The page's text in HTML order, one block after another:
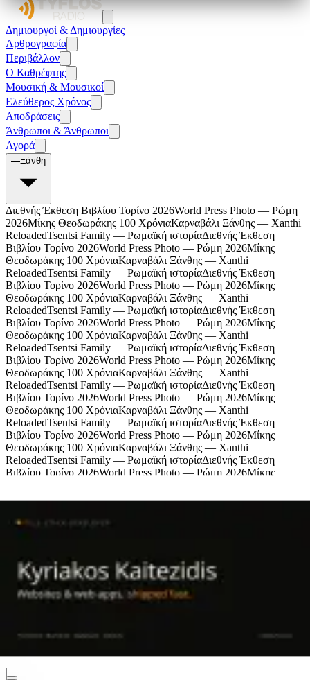
Δημιουργοί & Δημιουργίες
Αρθρογραφία
Περιβάλλον
Ο Καθρέφτης
Μουσική & Μουσικοί
Ελεύθερος Χρόνος
Αποδράσεις
Άνθρωποι & Άνθρωποι
Αγορά
—Ξάνθη
Διεθνής Έκθεση Βιβλίου Τορίνο 2026World Press Photo — Ρώμη
2026Μίκης Θεοδωράκης 100 ΧρόνιαΚαρναβάλι Ξάνθης — Xanthi
ReloadedTsentsi Family — Ρωμαϊκή ιστορίαΔιεθνής Έκθεση
Βιβλίου Τορίνο 2026World Press Photo — Ρώμη 2026Μίκης
Θεοδωράκης 100 ΧρόνιαΚαρναβάλι Ξάνθης — Xanthi
ReloadedTsentsi Family — Ρωμαϊκή ιστορίαΔιεθνής Έκθεση
Βιβλίου Τορίνο 2026World Press Photo — Ρώμη 2026Μίκης
Θεοδωράκης 100 ΧρόνιαΚαρναβάλι Ξάνθης — Xanthi
ReloadedTsentsi Family — Ρωμαϊκή ιστορίαΔιεθνής Έκθεση
Βιβλίου Τορίνο 2026World Press Photo — Ρώμη 2026Μίκης
Θεοδωράκης 100 ΧρόνιαΚαρναβάλι Ξάνθης — Xanthi
ReloadedTsentsi Family — Ρωμαϊκή ιστορίαΔιεθνής Έκθεση
Βιβλίου Τορίνο 2026World Press Photo — Ρώμη 2026Μίκης
Θεοδωράκης 100 ΧρόνιαΚαρναβάλι Ξάνθης — Xanthi
ReloadedTsentsi Family — Ρωμαϊκή ιστορίαΔιεθνής Έκθεση
Βιβλίου Τορίνο 2026World Press Photo — Ρώμη 2026Μίκης
Θεοδωράκης 100 ΧρόνιαΚαρναβάλι Ξάνθης — Xanthi
ReloadedTsentsi Family — Ρωμαϊκή ιστορίαΔιεθνής Έκθεση
Βιβλίου Τορίνο 2026World Press Photo — Ρώμη 2026Μίκης
Θεοδωράκης 100 ΧρόνιαΚαρναβάλι Ξάνθης — Xanthi
ReloadedTsentsi Family — Ρωμαϊκή ιστορίαΔιεθνής Έκθεση
Βιβλίου Τορίνο 2026World Press Photo — Ρώμη 2026Μίκης
Χορηγοί
Πολιτισμός, μουσική και ζωή από την Ξάνθη
Developed and designed by KlawsFX